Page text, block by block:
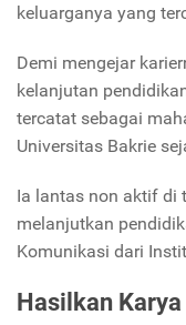
keluarganya yang
Demi mengejar
kelanjutan
tercatat sebagai
Universitas Bakrie
Ia lantas non aktif di
melanjutkan
Komunikasi dari
Hasilkan